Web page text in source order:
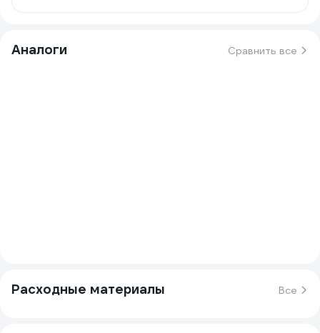
Аналоги Сравнить все
Расходные материалы Все